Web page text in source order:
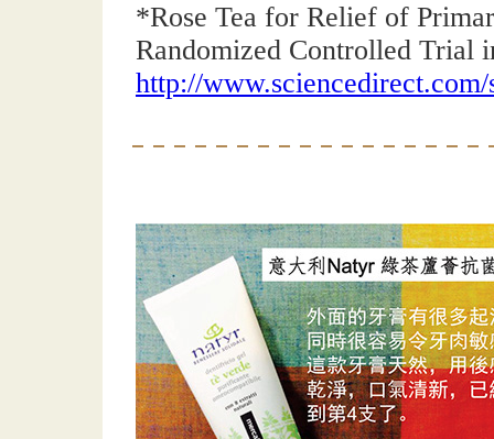
*Rose Tea for Relief of
Randomized Controlled Trial
http://